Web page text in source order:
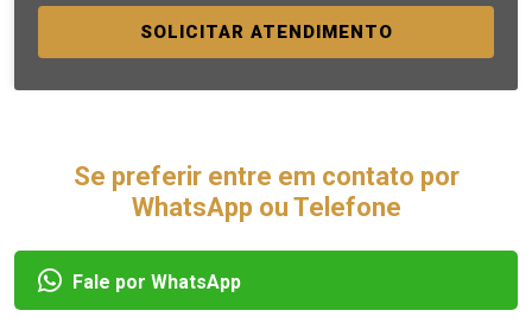
SOLICITAR ATENDIMENTO
Se preferir entre em contato por
WhatsApp ou Telefone
Fale por WhatsApp